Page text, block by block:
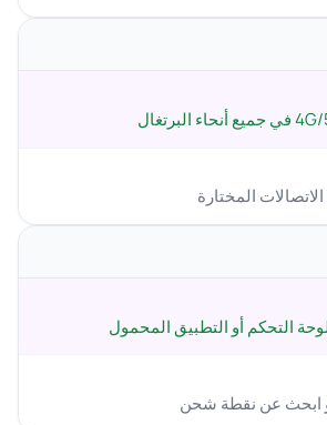
المختارة
التحكم أو التطبيق المحمول
ابحث عن نقطة شحن